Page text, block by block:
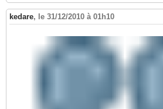
kedare, le 31/12/2010 à 01h10